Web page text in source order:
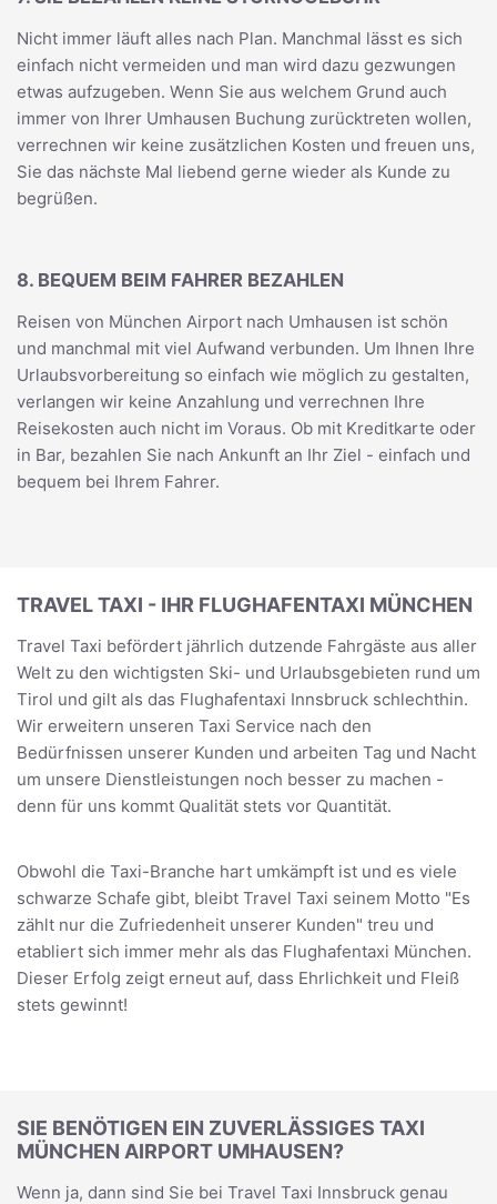
Nicht immer läuft alles nach Plan. Manchmal lässt es sich
einfach nicht vermeiden und man wird dazu gezwungen
etwas aufzugeben. Wenn Sie aus welchem Grund auch
immer von Ihrer Umhausen Buchung zurücktreten wollen,
verrechnen wir keine zusätzlichen Kosten und freuen uns,
Sie das nächste Mal liebend gerne wieder als Kunde zu
begrüßen.
8. BEQUEM BEIM FAHRER BEZAHLEN
Reisen von München Airport nach Umhausen ist schön
und manchmal mit viel Aufwand verbunden. Um Ihnen Ihre
Urlaubsvorbereitung so einfach wie möglich zu gestalten,
verlangen wir keine Anzahlung und verrechnen Ihre
Reisekosten auch nicht im Voraus. Ob mit Kreditkarte oder
in Bar, bezahlen Sie nach Ankunft an Ihr Ziel - einfach und
bequem bei Ihrem Fahrer.
TRAVEL TAXI - IHR FLUGHAFENTAXI MÜNCHEN
Travel Taxi befördert jährlich dutzende Fahrgäste aus aller
Welt zu den wichtigsten Ski- und Urlaubsgebieten rund um
Tirol und gilt als das Flughafentaxi Innsbruck schlechthin.
Wir erweitern unseren Taxi Service nach den
Bedürfnissen unserer Kunden und arbeiten Tag und Nacht
um unsere Dienstleistungen noch besser zu machen -
denn für uns kommt Qualität stets vor Quantität.
Obwohl die Taxi-Branche hart umkämpft ist und es viele
schwarze Schafe gibt, bleibt Travel Taxi seinem Motto "Es
zählt nur die Zufriedenheit unserer Kunden" treu und
etabliert sich immer mehr als das Flughafentaxi München.
Dieser Erfolg zeigt erneut auf, dass Ehrlichkeit und Fleiß
stets gewinnt!
SIE BENÖTIGEN EIN ZUVERLÄSSIGES TAXI
MÜNCHEN AIRPORT UMHAUSEN?
Wenn ja, dann sind Sie bei Travel Taxi Innsbruck genau